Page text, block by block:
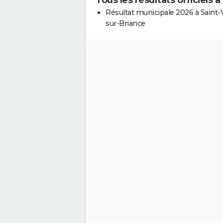
Résultat municipale 2026 à Saint-
sur-Briance